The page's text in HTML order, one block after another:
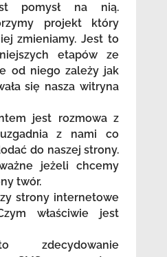
pomysł na nią.
projekt który
zmieniamy. Jest to
etapów ze
od niego zależy jak
się nasza witryna
jest rozmowa z
z nami co
do naszej strony.
jeżeli chcemy
twór.
strony internetowe
właściwie jest
zdecydowanie